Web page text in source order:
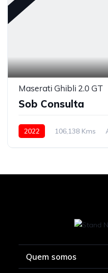
Maserati Ghibli 2.0 GT
Sob Consulta
2022 106,138 Kms
Quem somos